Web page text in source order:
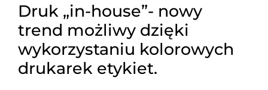
Druk „in-house”- nowy
trend możliwy dzięki
wykorzystaniu kolorowych
drukarek etykiet.